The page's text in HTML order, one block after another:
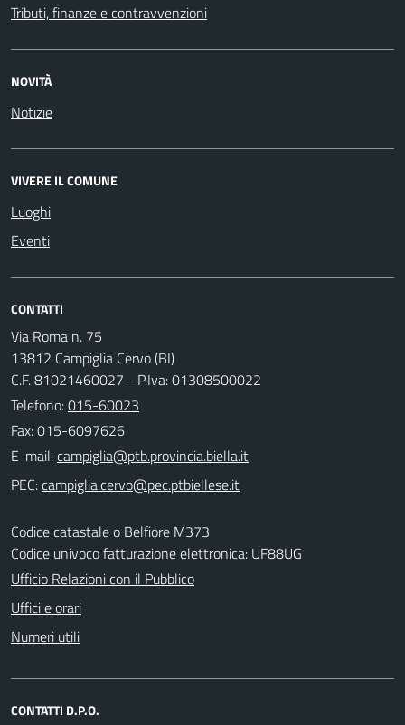
Tributi, finanze e contravvenzioni
NOVITÀ
Notizie
VIVERE IL COMUNE
Luoghi
Eventi
CONTATTI
Via Roma n. 75
13812 Campiglia Cervo (BI)
C.F. 81021460027 - P.Iva: 01308500022
Telefono:015-60023
Fax: 015-6097626
E-mail:
PEC:
Codice catastale o Belfiore M373
Codice univoco fatturazione elettronica: UF88UG
Ufficio Relazioni con il Pubblico
Uffici e orari
Numeri utili
CONTATTI D.P.O.